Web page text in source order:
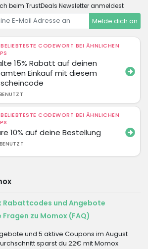
beim TrustDeals Newsletter anmeldest
Melde dich an
CODEWORT BEI ÄHNLICHEN
15% Rabatt auf deinen
Einkauf mit diesem
CODEWORT BEI ÄHNLICHEN
10% auf deine Bestellung
Rabattcodes und Angebote
zu Momox (FAQ)
und 5 aktive Coupons im August
sparst du 22€ mit Momox